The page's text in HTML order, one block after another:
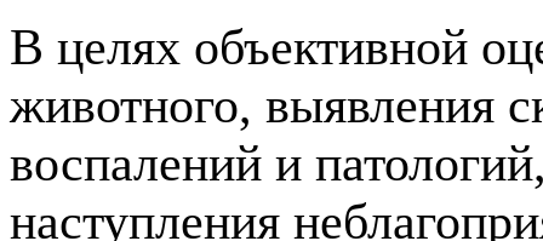
В целях объективной
животного, выявления
воспалений и
наступления